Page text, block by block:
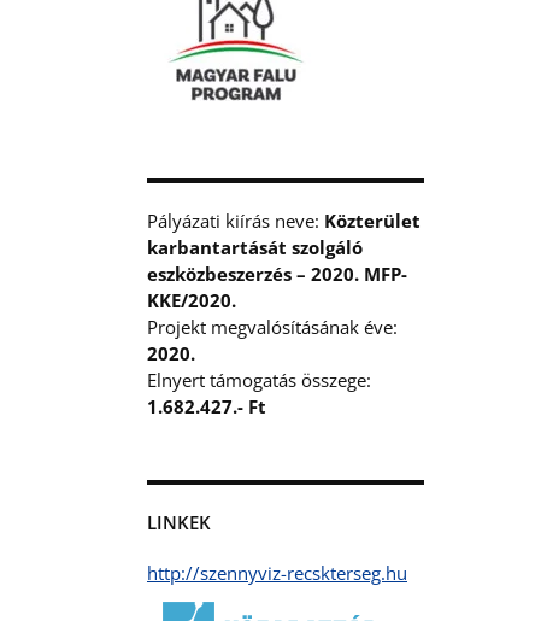
Pályázati kiírás neve: Közterület
karbantartását szolgáló
eszközbeszerzés – 2020. MFP-
KKE/2020.
Projekt megvalósításának éve:
2020.
Elnyert támogatás összege:
1.682.427.- Ft
LINKEK
http://szennyviz-recskterseg.hu